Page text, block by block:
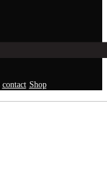
contact Shop